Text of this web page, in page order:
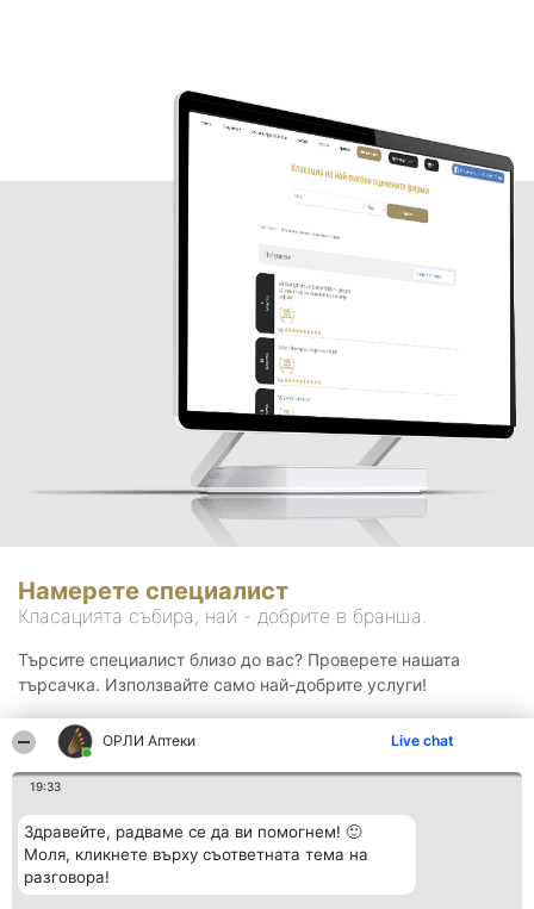
ОРЛИ Аптеки Live chat
19:33
Здравейте, радваме се да ви помогнем! 🙂
Моля, кликнете върху съответната тема на
разговора!
Намерете специалист
Класацията събира, най - добрите в бранша.
Търсите специалист близо до вас? Проверете нашата
търсачка. Използвайте само най-добрите услуги!